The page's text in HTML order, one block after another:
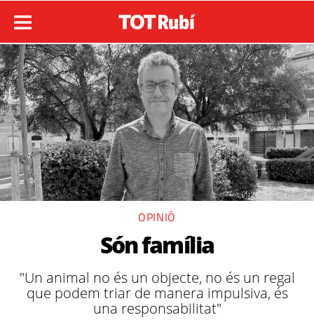
OPINIÓ
Són família
"Un animal no és un objecte, no és un regal
que podem triar de manera impulsiva, és
una responsabilitat"